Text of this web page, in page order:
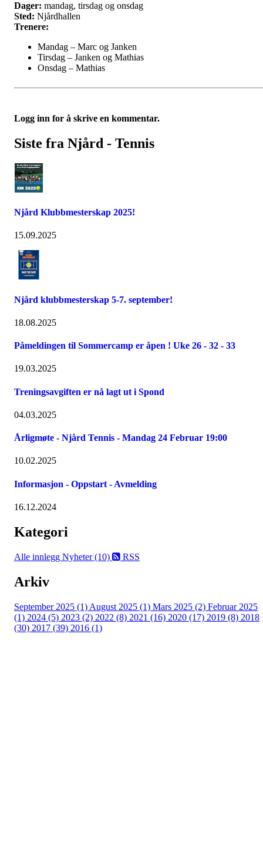
Dager: mandag, tirsdag og onsdag
Sted: Njårdhallen
Trenere:
Mandag – Marc og Janken
Tirsdag – Janken og Mathias
Onsdag – Mathias
Logg inn for å skrive en kommentar.
Siste fra Njård - Tennis
Njård Klubbmesterskap 2025!
15.09.2025
Njård klubbmesterskap 5-7. september!
18.08.2025
Påmeldingen til Sommercamp er åpen ! Uke 26 - 32 - 33
19.03.2025
Treningsavgiften er nå lagt ut i Spond
04.03.2025
Årligmøte - Njård Tennis - Mandag 24 Februar 19:00
10.02.2025
Informasjon - Oppstart - Avmelding
16.12.2024
Kategori
Alle innlegg Nyheter (10) RSS
Arkiv
September 2025 (1) August 2025 (1) Mars 2025 (2) Februar 2025
(1) 2024 (5) 2023 (2) 2022 (8) 2021 (16) 2020 (17) 2019 (8) 2018
(30) 2017 (39) 2016 (1)